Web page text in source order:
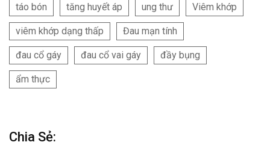
táo bón tăng huyết áp ung thư Viêm khớp
viêm khớp dạng thấp Đau mạn tính
đau cổ gáy đau cổ vai gáy đầy bụng
ẩm thực
Chia Sẻ: